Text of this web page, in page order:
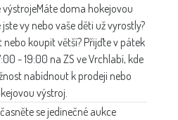
výstrojeMáte doma hokejovou
vy nebo vaše děti už vyrostly?
nebo koupit větší? Přijďte v pátek
- 19:00 na ZS ve Vrchlabí, kde
nabídnout k prodeji nebo
výstroj.
se jedinečné aukce